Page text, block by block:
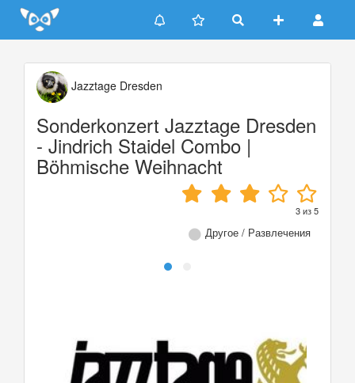
Update cookies preferences
Jazztage Dresden
Sonderkonzert Jazztage Dresden
- Jindrich Staidel Combo |
Böhmische Weihnacht
3из5
Другое / Развлечения